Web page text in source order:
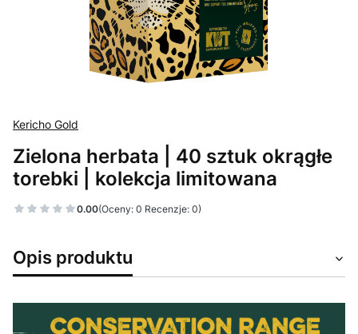
Kericho Gold
Zielona herbata | 40 sztuk okrągłe
torebki | kolekcja limitowana
0.00(Oceny: 0 Recenzje: 0)
Opis produktu